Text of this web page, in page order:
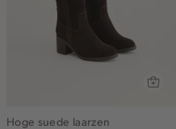
Hoge suede laarzen